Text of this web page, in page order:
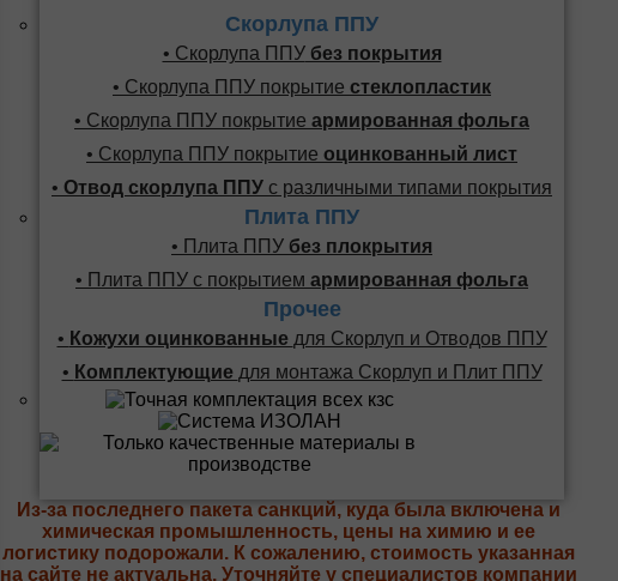
Скорлупа ППУ
• Скорлупа ППУбез покрытия
• Скорлупа ППУ покрытие стеклопластик
• Скорлупа ППУ покрытие армированная фольга
• Скорлупа ППУ покрытие оцинкованный лист
• Отвод скорлупа ППУ с различными типами покрытия
Плита ППУ
• Плита ППУ без плокрытия
• Плита ППУ с покрытием армированная фольга
Прочее
• Кожухи оцинкованные для Скорлуп и Отводов ППУ
• Комплектующие для монтажа Скорлуп и Плит ППУ
Из-за последнего пакета санкций, куда была включена и
химическая промышленность, цены на химию и ее
логистику подорожали. К сожалению, стоимость указанная
на сайте не актуальна. Уточняйте у специалистов компании